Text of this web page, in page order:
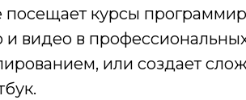
курсы
и видео в
или создает